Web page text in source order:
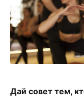
Дай совет тем,